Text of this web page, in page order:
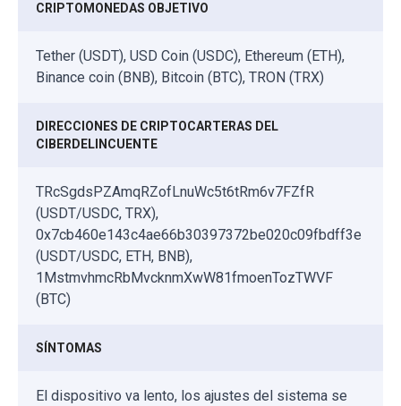
CRIPTOMONEDAS OBJETIVO
Tether (USDT), USD Coin (USDC), Ethereum (ETH),
Binance coin (BNB), Bitcoin (BTC), TRON (TRX)
DIRECCIONES DE CRIPTOCARTERAS DEL
CIBERDELINCUENTE
TRcSgdsPZAmqRZofLnuWc5t6tRm6v7FZfR
(USDT/USDC, TRX),
0x7cb460e143c4ae66b30397372be020c09fbdff3e
(USDT/USDC, ETH, BNB),
1MstmvhmcRbMvcknmXwW81fmoenTozTWVF
(BTC)
SÍNTOMAS
El dispositivo va lento, los ajustes del sistema se